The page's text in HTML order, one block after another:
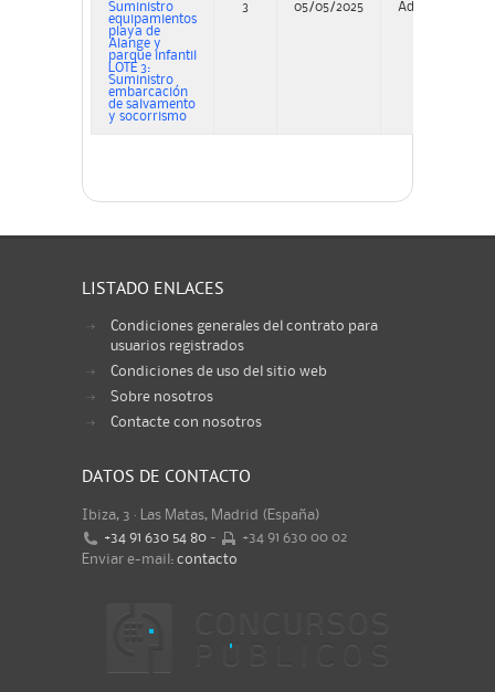
Suministro
equipamientos
playa de
Alange y
parque infantil
LOTE 3:
Suministro
embarcación
de salvamento
y socorrismo
3 05/05/2025 Adjudicación
LISTADO ENLACES
Condiciones generales del contrato para
usuarios registrados
Condiciones de uso del sitio web
Sobre nosotros
Contacte con nosotros
DATOS DE CONTACTO
Ibiza, 3 · Las Matas, Madrid (España)
+34 91 630 54 80 -
+34 91 630 00 02
Enviar e-mail: contacto